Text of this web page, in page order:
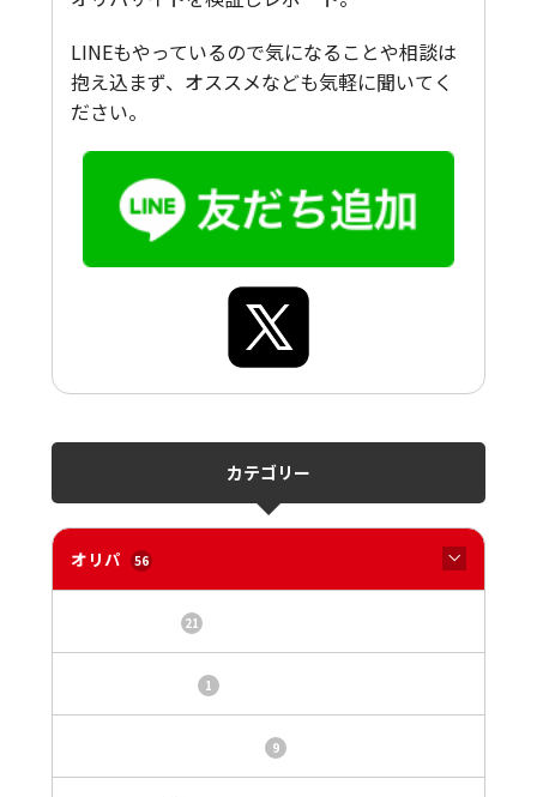
LINEもやっているので気になることや相談は
抱え込まず、オススメなども気軽に聞いてく
ださい。
カテゴリー
オリパ 56
21
1
9